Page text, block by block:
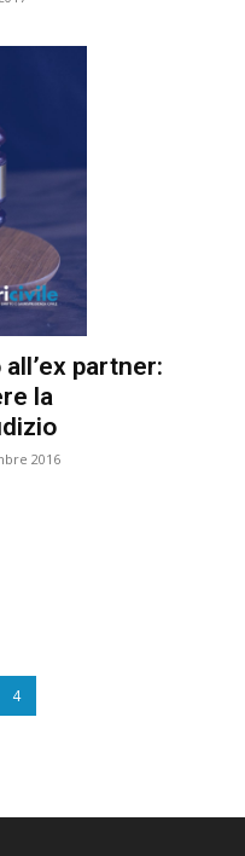
partner:
la
2016